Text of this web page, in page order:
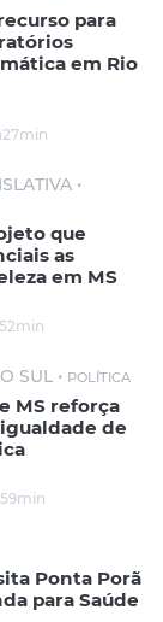
para
em Rio
•
que
as
em MS
SUL • POLÍTICA
MS reforça
de
Ponta Porã
para Saúde